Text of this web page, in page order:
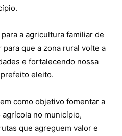
a agricultura familiar de
para que a zona rural volte a
e fortalecendo nossa
eleito.
como objetivo fomentar a
no município,
que agreguem valor e